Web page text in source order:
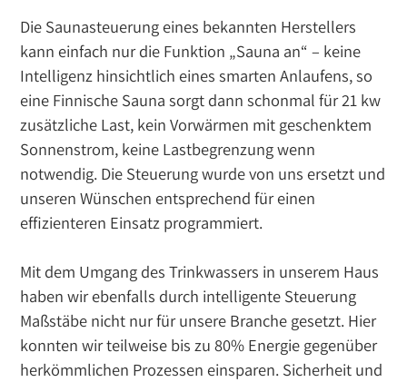
Die Saunasteuerung eines bekannten Herstellers
kann einfach nur die Funktion „Sauna an“ – keine
Intelligenz hinsichtlich eines smarten Anlaufens, so
eine Finnische Sauna sorgt dann schonmal für 21 kw
zusätzliche Last, kein Vorwärmen mit geschenktem
Sonnenstrom, keine Lastbegrenzung wenn
notwendig. Die Steuerung wurde von uns ersetzt und
unseren Wünschen entsprechend für einen
effizienteren Einsatz programmiert.
Mit dem Umgang des Trinkwassers in unserem Haus
haben wir ebenfalls durch intelligente Steuerung
Maßstäbe nicht nur für unsere Branche gesetzt. Hier
konnten wir teilweise bis zu 80% Energie gegenüber
herkömmlichen Prozessen einsparen. Sicherheit und